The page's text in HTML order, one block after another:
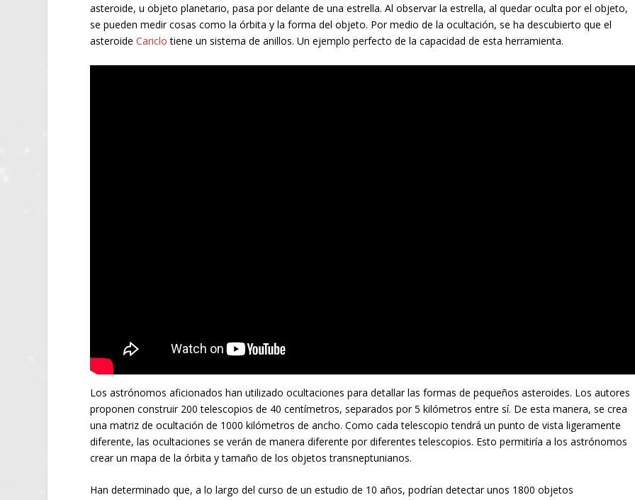
asteroide, u objeto planetario, pasa por delante de una estrella. Al observar la estrella, al quedar oculta por el objeto,
se pueden medir cosas como la órbita y la forma del objeto. Por medio de la ocultación, se ha descubierto que el
asteroideCariclo tiene un sistema de anillos. Un ejemplo perfecto de la capacidad de esta herramienta.
Los astrónomos aficionados han utilizado ocultaciones para detallar las formas de pequeños asteroides. Los autores
proponen construir 200 telescopios de 40 centímetros, separados por 5 kilómetros entre sí. De esta manera, se crea
una matriz de ocultación de 1000 kilómetros de ancho. Como cada telescopio tendrá un punto de vista ligeramente
diferente, las ocultaciones se verán de manera diferente por diferentes telescopios. Esto permitiría a los astrónomos
crear un mapa de la órbita y tamaño de los objetos transneptunianos.
Han determinado que, a lo largo del curso de un estudio de 10 años, podrían detectar unos 1800 objetos